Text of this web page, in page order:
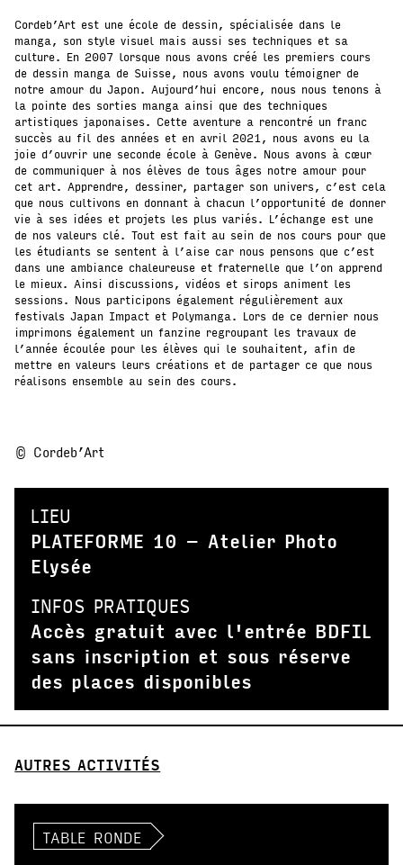
Cordeb’Art est une école de dessin, spécialisée dans le
manga, son style visuel mais aussi ses techniques et sa
culture. En 2007 lorsque nous avons créé les premiers cours
de dessin manga de Suisse, nous avons voulu témoigner de
notre amour du Japon. Aujourd’hui encore, nous nous tenons à
la pointe des sorties manga ainsi que des techniques
artistiques japonaises. Cette aventure a rencontré un franc
succès au fil des années et en avril 2021, nous avons eu la
joie d’ouvrir une seconde école à Genève. Nous avons à cœur
de communiquer à nos élèves de tous âges notre amour pour
cet art. Apprendre, dessiner, partager son univers, c’est cela
que nous cultivons en donnant à chacun l’opportunité de donner
vie à ses idées et projets les plus variés. L’échange est une
de nos valeurs clé. Tout est fait au sein de nos cours pour que
les étudiants se sentent à l’aise car nous pensons que c’est
dans une ambiance chaleureuse et fraternelle que l’on apprend
le mieux. Ainsi discussions, vidéos et sirops animent les
sessions. Nous participons également régulièrement aux
festivals Japan Impact et Polymanga. Lors de ce dernier nous
imprimons également un fanzine regroupant les travaux de
l’année écoulée pour les élèves qui le souhaitent, afin de
mettre en valeurs leurs créations et de partager ce que nous
réalisons ensemble au sein des cours.
© Cordeb’Art
LIEU
PLATEFORME 10 – Atelier Photo
Elysée
INFOS PRATIQUES
Accès gratuit avec l'entrée BDFIL
sans inscription et sous réserve
des places disponibles
AUTRES ACTIVITÉS
TABLE RONDE